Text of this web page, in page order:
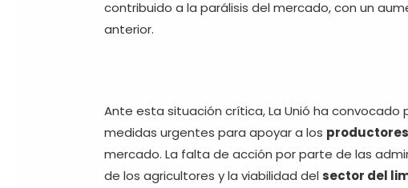
contribuido a la parálisis del mercado, con un
anterior.
Ante esta situación crítica, La Unió ha
medidas urgentes para apoyar a los
mercado. La falta de acción por parte de las
de los agricultores y la viabilidad del sector del